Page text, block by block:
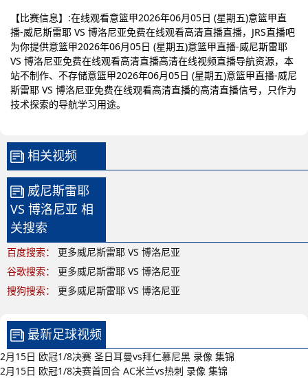
【比赛信息】:在线观看意篮甲2026年06月05日 (星期五)意篮甲直
播-威尼斯雷耶 VS 博洛尼亚免费在线观看高清直播直播，JRS直播吧
为你提供意篮甲2026年06月05日 (星期五)意篮甲直播-威尼斯雷耶
VS 博洛尼亚免费在线观看高清直播高清在线视频直播导航资源，本
站不制作、不存储意篮甲2026年06月05日 (星期五)意篮甲直播-威尼
斯雷耶 VS 博洛尼亚免费在线观看高清直播的高清直播信号，只作为
技术探索的导航学习用途。
相关视频
威尼斯雷耶
VS 博洛尼亚 相
关搜索
百度搜索：
更多威尼斯雷耶 VS 博洛尼亚
谷歌搜索：
更多威尼斯雷耶 VS 博洛尼亚
搜狗搜索：
更多威尼斯雷耶 VS 博洛尼亚
最新足球视频
2月15日 欧冠1/8决赛 圣日耳曼vs拜仁慕尼黑 录像 集锦
2月15日 欧冠1/8决赛首回合 AC米兰vs热刺 录像 集锦